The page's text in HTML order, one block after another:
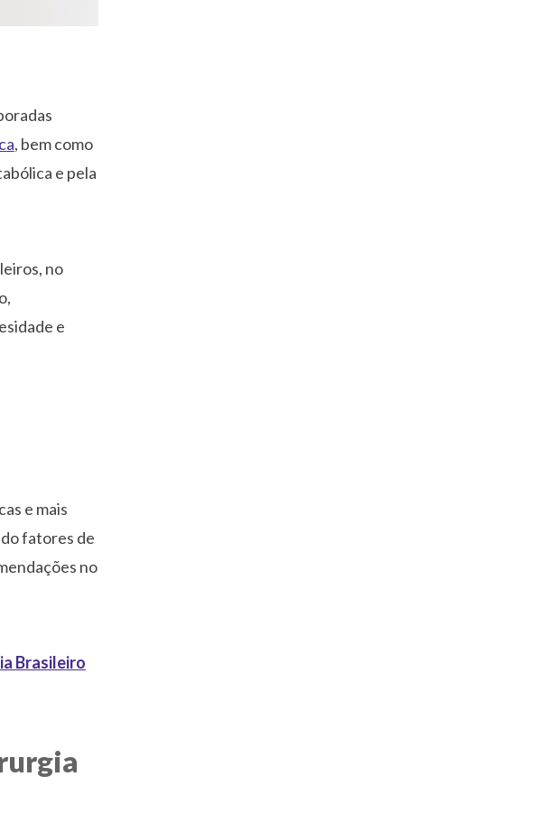
, bem como
e pela
no
e
e mais
fatores de
no
Brasileiro